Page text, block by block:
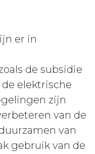
er in
de subsidie
elektrische
zijn
van de
van
gebruik van de